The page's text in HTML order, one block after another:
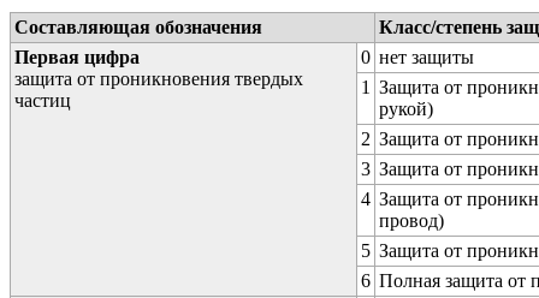
Составляющая обозначения
Класс/степень
Первая цифра
защита от проникновения твердых
частиц
0 нет защиты
1 Защита от
рукой)
2 Защита от
3 Защита от
4 Защита от
провод)
5 Защита от
6 Полная защита от